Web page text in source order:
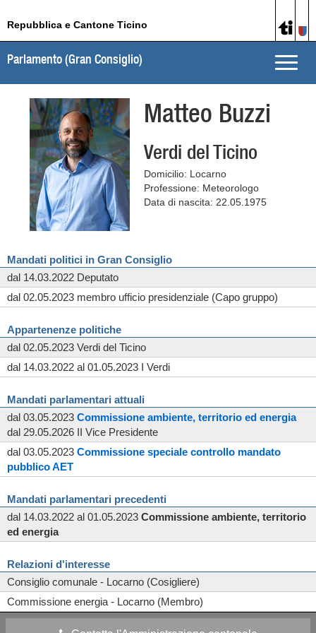
Repubblica e Cantone Ticino
Toggle
Parlamento (Gran Consiglio)
Matteo Buzzi
Verdi del Ticino
Domicilio: Locarno
Professione: Meteorologo
Data di nascita: 22.05.1975
Mandati politici in Gran Consiglio
dal 14.03.2022 Deputato
dal 02.05.2023 membro ufficio presidenziale (Capo gruppo)
Appartenenze politiche
dal 02.05.2023 Verdi del Ticino
dal 14.03.2022 al 01.05.2023 I Verdi
Mandati parlamentari attuali
dal 03.05.2023 Commissione ambiente, territorio ed energia
dal 29.05.2026 II Vice Presidente
dal 03.05.2023 Commissione speciale controllo mandato
pubblico AET
Mandati parlamentari precedenti
dal 14.03.2022 al 01.05.2023 Commissione ambiente, territorio
ed energia
Relazioni d'interesse
Consiglio comunale - Locarno (Cosigliere)
Commissione energia - Locarno (Membro)